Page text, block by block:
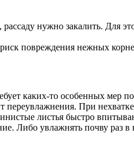
нужно закалить. Для
повреждения нежных
каких-то особенных мер
переувлажнения. При
листья быстро
Либо увлажнять почву